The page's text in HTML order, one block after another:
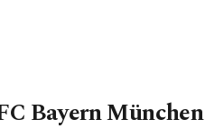
Bayern München